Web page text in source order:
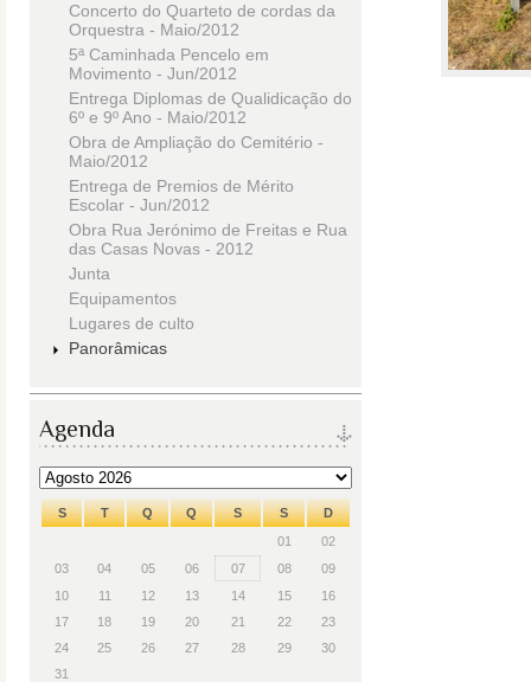
Concerto do Quarteto de cordas da
Orquestra - Maio/2012
5ª Caminhada Pencelo em
Movimento - Jun/2012
Entrega Diplomas de Qualidicação do
6º e 9º Ano - Maio/2012
Obra de Ampliação do Cemitério -
Maio/2012
Entrega de Premios de Mérito
Escolar - Jun/2012
Obra Rua Jerónimo de Freitas e Rua
das Casas Novas - 2012
Junta
Equipamentos
Lugares de culto
Panorâmicas
Agenda
S T Q Q S S
D
01
02
03
04 05 06 07 08
09
10
11 12 13 14 15
16
17
18 19 20 21 22
23
24
25 26 27 28 29
30
31